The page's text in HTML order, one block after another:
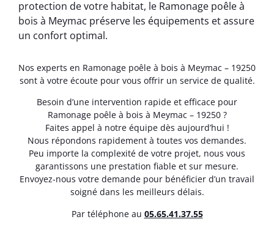
protection de votre habitat, le Ramonage poêle à
bois à Meymac préserve les équipements et assure
un confort optimal.
Nos experts en Ramonage poêle à bois à Meymac – 19250
sont à votre écoute pour vous offrir un service de qualité.
Besoin d’une intervention rapide et efficace pour
Ramonage poêle à bois à Meymac – 19250 ?
Faites appel à notre équipe dès aujourd’hui !
Nous répondons rapidement à toutes vos demandes.
Peu importe la complexité de votre projet, nous vous
garantissons une prestation fiable et sur mesure.
Envoyez-nous votre demande pour bénéficier d’un travail
soigné dans les meilleurs délais.
Par téléphone au 05.65.41.37.55